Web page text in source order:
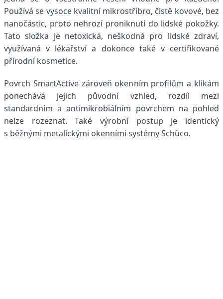
Používá se vysoce kvalitní mikrostříbro, čistě kovové, bez
nanočástic, proto nehrozí proniknutí do lidské pokožky.
Tato složka je netoxická, neškodná pro lidské zdraví,
využívaná v lékařství a dokonce také v certifikované
přírodní kosmetice.
Povrch SmartActive zároveň okenním profilům a klikám
ponechává jejich původní vzhled, rozdíl mezi
standardním a antimikrobiálním povrchem na pohled
nelze rozeznat. Také výrobní postup je identický
s běžnými metalickými okenními systémy Schüco.